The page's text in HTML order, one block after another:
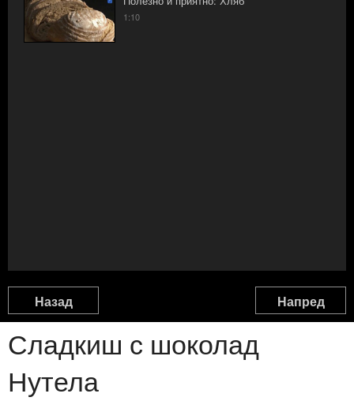
1:10
Назад Напред
Сладкиш с шоколад
Нутела